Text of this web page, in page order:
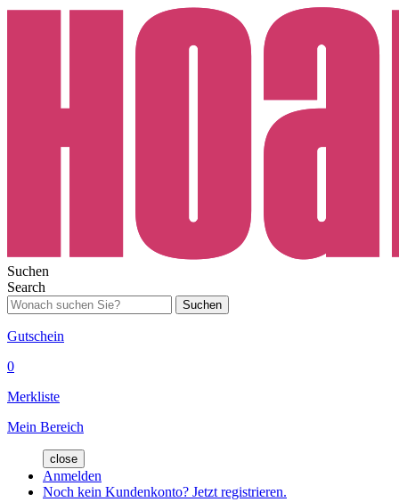
Suchen
Search
Suchen
Gutschein
0
Merkliste
Mein Bereich
close
Anmelden
Noch kein Kundenkonto? Jetzt registrieren.